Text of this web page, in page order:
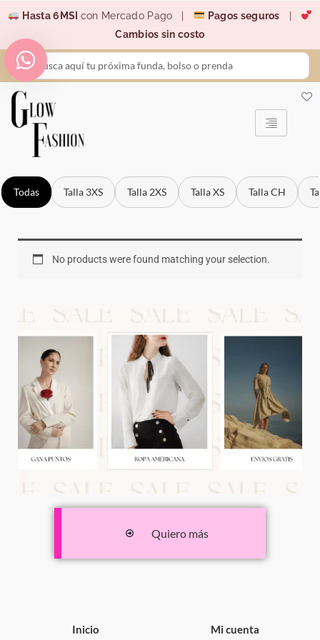
contenido
Hasta 6MSI con Mercado Pago | Pagos seguros
Cambios sin costo
Search
...
Todas Talla 3XS Talla 2XS Talla XS Talla CH
No products were found matching your selection.
Quiero más
Inicio Mi cuenta